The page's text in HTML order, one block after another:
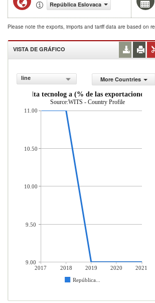
República Eslovaca
Please note the exports, imports and tariff data are based on
VISTA DE GRÁFICO
line
More Countries
de alta tecnolog a (% de las exportaciones
Source:WITS - Country Profile
2017 2018 2019 2020
2021
República...
11.00
10.50
10.00
9.50
9.00